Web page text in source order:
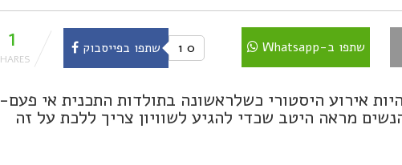
שתפו ב-Whatsapp 0 שתפו בפייסבוק 1
אירוע היסטורי כשלראשונה בתולדות התכנית אי פעם-
מראה היטב שכדי להגיע לשוויון צריך ללכת על זה